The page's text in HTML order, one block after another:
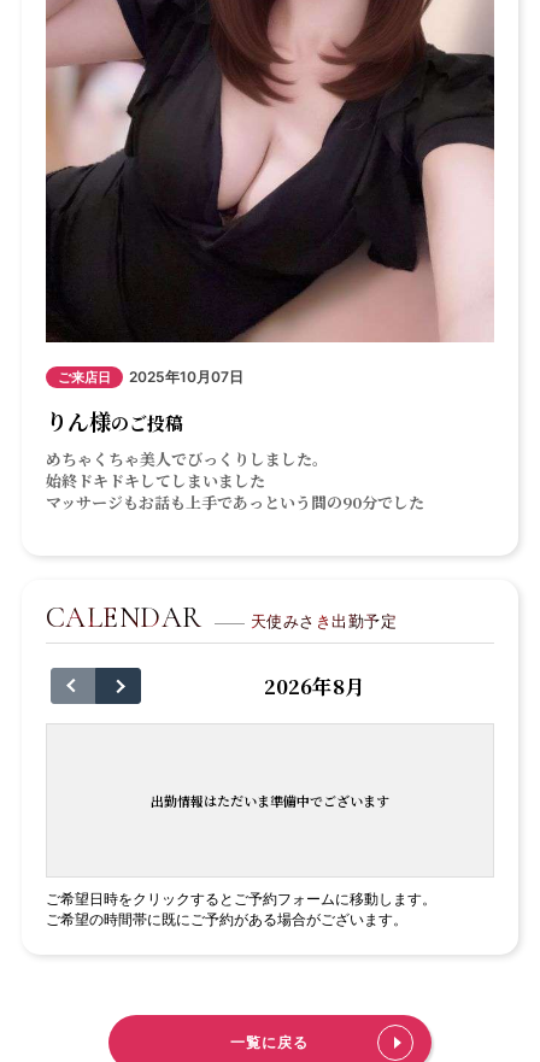
ご来店日 2025年10月07日
りん様のご投稿
めちゃくちゃ美人でびっくりしました。
始終ドキドキしてしまいました
マッサージもお話も上手であっという間の90分でした
CALENDAR 天使みさき出勤予定
2026年8月
出勤情報はただいま準備中でございます
ご希望日時をクリックするとご予約フォームに移動します。
ご希望の時間帯に既にご予約がある場合がございます。
一覧に戻る